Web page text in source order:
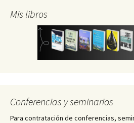
Mis libros
Conferencias y seminarios
Para contratación de conferencias,